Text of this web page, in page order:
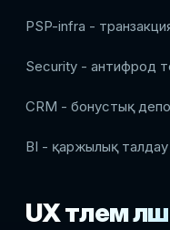
PSP-infra -
Security - антифрод
CRM - бонустық
BI - қаржылық талдау
UX төлем